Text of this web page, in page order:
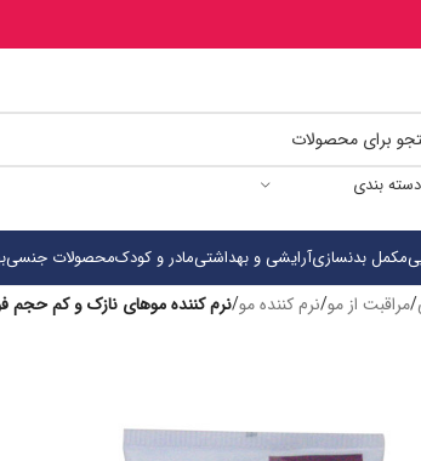
بندی
مکمل بدنسازیآرایشی و بهداشتیمادر و کودکمحصولات جنسی
/مراقبت از مو/نرم کننده مو/نرم کننده موهای نازک و کم حجم فولیکا ۲۰۰